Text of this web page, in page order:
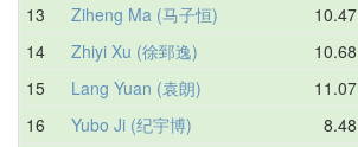
13 Ziheng Ma (马子恒) 10.47
14 Zhiyi Xu (徐郅逸) 10.68
15 Lang Yuan (袁朗) 11.07
16 Yubo Ji (纪宇博) 8.48